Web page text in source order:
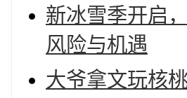
新冰雪季开启
风险与机遇
大爷拿文玩核